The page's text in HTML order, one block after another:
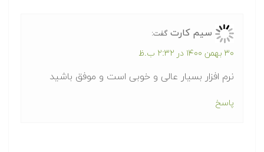
سیم کارت گفت:
۳۰ بهمن ۱۴۰۰ در ۲:۳۲ ب.ظ
نرم افزار بسیار عالی و خوبی است و موفق باشید
پاسخ